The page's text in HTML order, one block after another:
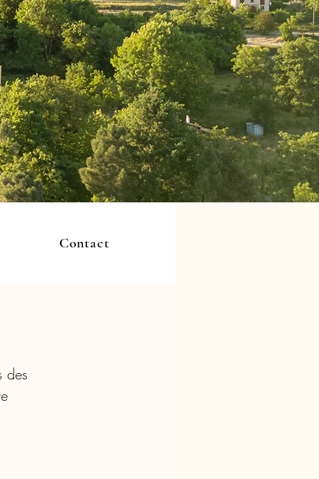
Contact
des